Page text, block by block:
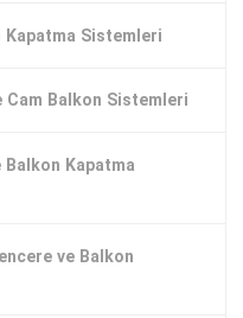
Kapatma Sistemleri
Cam Balkon Sistemleri
Balkon Kapatma
ve Balkon